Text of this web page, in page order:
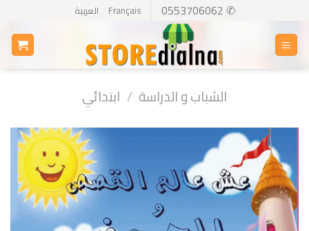
content
✆ 0553706062
Français العربية
الشباب و الدراسة / ابتدائي